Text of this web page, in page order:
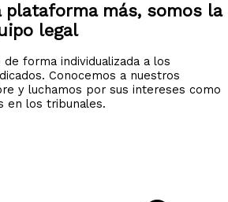
plataforma más, somos la
legal
de forma individualizada a los
Conocemos a nuestros
y luchamos por sus intereses como
en los tribunales.